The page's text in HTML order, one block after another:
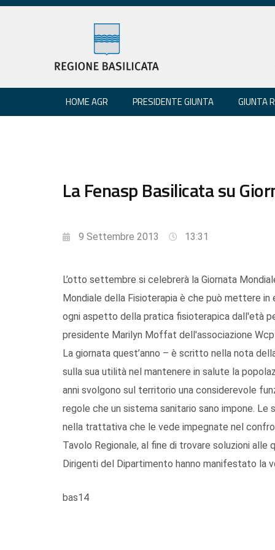
HOME AGR PRESIDENTE GIUNTA GIUNTA
La Fenasp Basilicata su
9 Settembre 2013 13:31
L’otto settembre si celebrerà la Giornata
Mondiale della Fisioterapia è che può mettere
ogni aspetto della pratica fisioterapica dall'età
presidente Marilyn Moffat dell'associazione
La giornata quest’anno – è scritto nella nota
sulla sua utilità nel mantenere in salute la
anni svolgono sul territorio una considerevole
regole che un sistema sanitario sano impone.
nella trattativa che le vede impegnate nel
Tavolo Regionale, al fine di trovare soluzioni
Dirigenti del Dipartimento hanno manifestato la
bas14